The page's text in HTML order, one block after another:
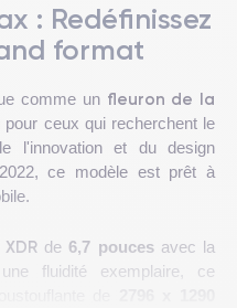
: Redéfinissez
format
comme un fleuron de la
pour ceux qui recherchent le
l'innovation et du design
ce modèle est prêt à
de 6,7 poucesavec la
fluidité exemplaire, ce